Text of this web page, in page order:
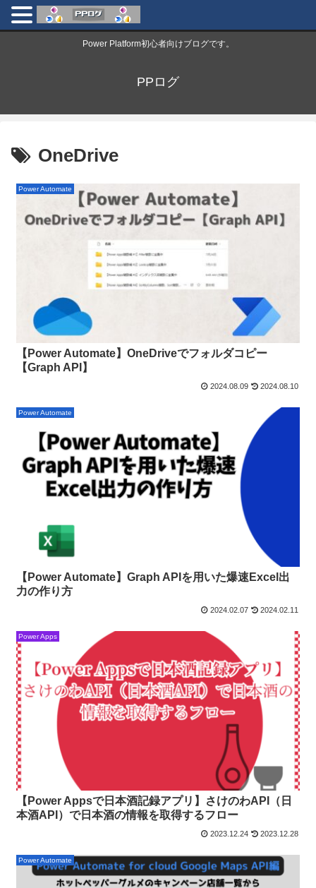
Power Platform初心者向けブログです。
PPログ
OneDrive
Power Automate
【Power Automate】OneDriveでフォルダコピー
【Graph API】
2024.08.09 2024.08.10
Power Automate
【Power Automate】Graph APIを用いた爆速Excel出
力の作り方
2024.02.07 2024.02.11
Power Apps
【Power Appsで日本酒記録アプリ】さけのわAPI（日
本酒API）で日本酒の情報を取得するフロー
2023.12.24 2023.12.28
Power Automate